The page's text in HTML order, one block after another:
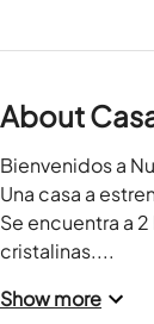
About
Bienvenidos a
Una casa a
Se encuentra a
cristalinas....
Show more